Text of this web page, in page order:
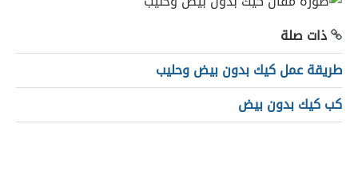
ذات صلة
طريقة عمل كيك بدون بيض وحليب
كب كيك بدون بيض